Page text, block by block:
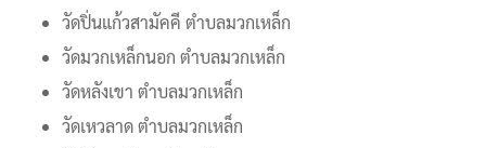
วัดปิ่นแก้วสามัคคี ตำบลมวกเหล็ก
วัดมวกเหล็กนอก ตำบลมวกเหล็ก
วัดหลังเขา ตำบลมวกเหล็ก
วัดเหวลาด ตำบลมวกเหล็ก